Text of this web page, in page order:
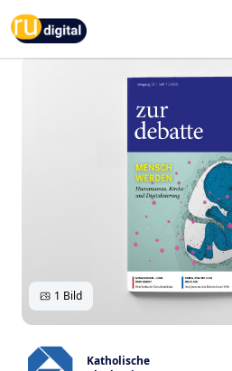
RU-digital
1 Bild
Katholische